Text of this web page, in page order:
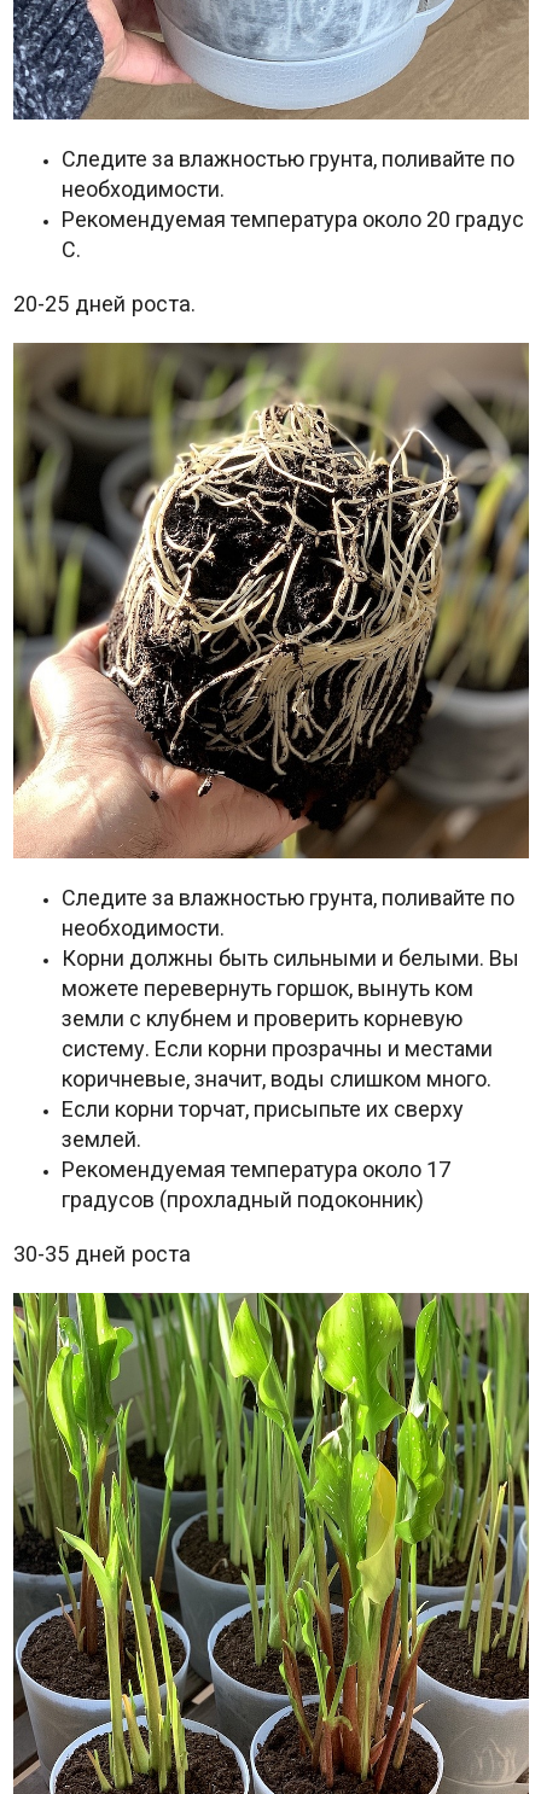
Следите за влажностью грунта, поливайте по
необходимости.
Рекомендуемая температура около 20 градус
С.
20-25 дней роста.
Следите за влажностью грунта, поливайте по
необходимости.
Корни должны быть сильными и белыми. Вы
можете перевернуть горшок, вынуть ком
земли с клубнем и проверить корневую
систему. Если корни прозрачны и местами
коричневые, значит, воды слишком много.
Если корни торчат, присыпьте их сверху
землей.
Рекомендуемая температура около 17
градусов (прохладный подоконник)
30-35 дней роста